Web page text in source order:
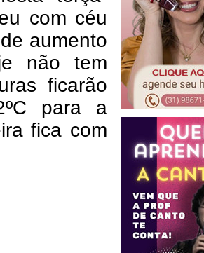
com céu
aumento
não tem
ficarão
para a
fica com